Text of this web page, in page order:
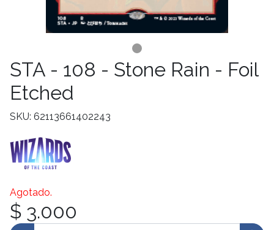
STA - 108 - Stone Rain - Foil
Etched
SKU: 62113661402243
Agotado.
$ 3.000